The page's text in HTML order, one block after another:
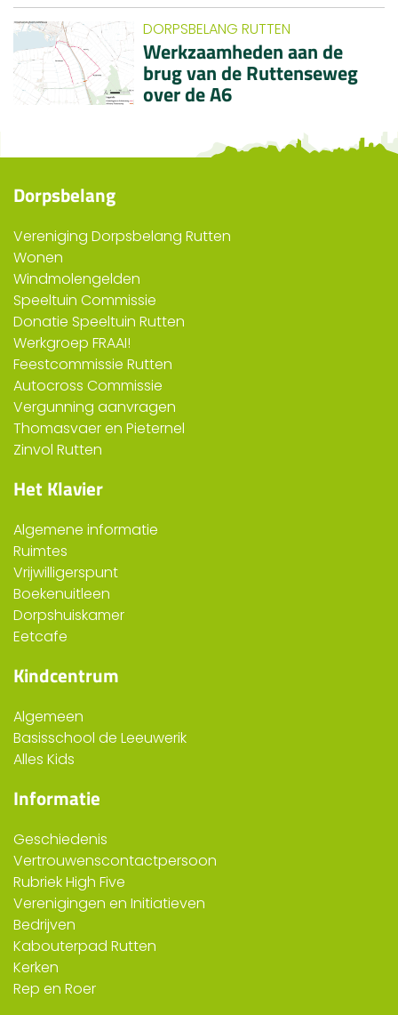
DORPSBELANG RUTTEN
Werkzaamheden aan de
brug van de Ruttenseweg
over de A6
Dorpsbelang
Vereniging Dorpsbelang Rutten
Wonen
Windmolengelden
Speeltuin Commissie
Donatie Speeltuin Rutten
Werkgroep FRAAI!
Feestcommissie Rutten
Autocross Commissie
Vergunning aanvragen
Thomasvaer en Pieternel
Zinvol Rutten
Het Klavier
Algemene informatie
Ruimtes
Vrijwilligerspunt
Boekenuitleen
Dorpshuiskamer
Eetcafe
Kindcentrum
Algemeen
Basisschool de Leeuwerik
Alles Kids
Informatie
Geschiedenis
Vertrouwenscontactpersoon
Rubriek High Five
Verenigingen en Initiatieven
Bedrijven
Kabouterpad Rutten
Kerken
Rep en Roer